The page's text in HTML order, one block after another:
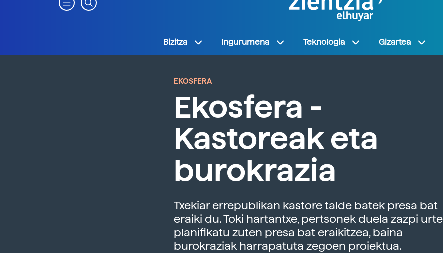
Bizitza Ingurumena Teknologia Gizartea
EKOSFERA
Ekosfera -
Kastoreak eta
burokrazia
Txekiar errepublikan kastore talde batek presa bat
eraiki du. Toki hartantxe, pertsonek duela zazpi urte
planifikatu zuten presa bat eraikitzea, baina
burokraziak harrapatuta zegoen proiektua.